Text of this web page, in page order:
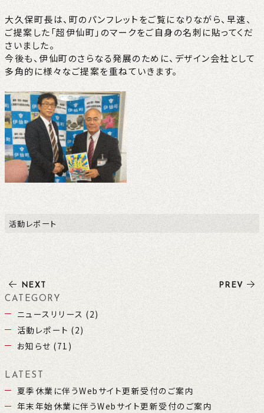
大久保町長は、町のパンフレットをご覧になりながら、早速、
ご提案した「超伊仙町」のマークをご自身の名刺に貼ってくだ
さいました。
今後も、伊仙町のさらなる発展のために、デザイン会社として
多角的に様々なご提案を重ねていきます。
活動レポート
PREV
NEXT
CATEGORY
ニュースリリース (2)
活動レポート (2)
お知らせ (71)
LATEST
夏季休業に伴うWebサイト更新受付のご案内
年末年始休業に伴うWebサイト更新受付のご案内